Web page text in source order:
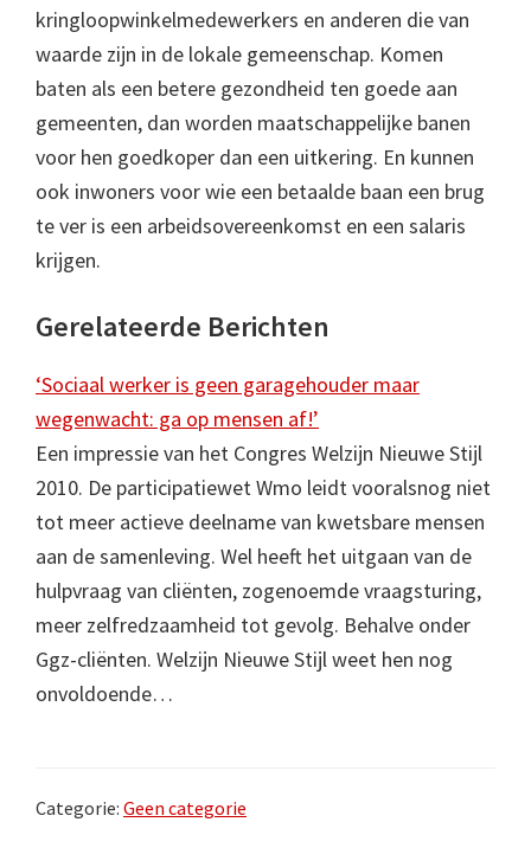
kringloopwinkelmedewerkers en anderen die van
waarde zijn in de lokale gemeenschap. Komen
baten als een betere gezondheid ten goede aan
gemeenten, dan worden maatschappelijke banen
voor hen goedkoper dan een uitkering. En kunnen
ook inwoners voor wie een betaalde baan een brug
te ver is een arbeidsovereenkomst en een salaris
krijgen.
Gerelateerde Berichten
‘Sociaal werker is geen garagehouder maar
wegenwacht: ga op mensen af!’
Een impressie van het Congres Welzijn Nieuwe Stijl
2010. De participatiewet Wmo leidt vooralsnog niet
tot meer actieve deelname van kwetsbare mensen
aan de samenleving. Wel heeft het uitgaan van de
hulpvraag van cliënten, zogenoemde vraagsturing,
meer zelfredzaamheid tot gevolg. Behalve onder
Ggz-cliënten. Welzijn Nieuwe Stijl weet hen nog
onvoldoende…
Categorie: Geen categorie